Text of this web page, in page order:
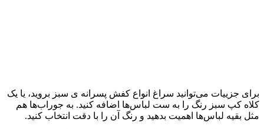
برای جزییات می‌توانید سراغ انواع کفش پسرانه ی سبز بروید، یا یک
کلاه کپ سبز رنگ را به ست لباس‌ها اضافه کنید. به جوراب‌ها هم
مثل بقیه لباس‌ها اهمیت بدهید و رنگ آن را با دقت انتخاب کنید.